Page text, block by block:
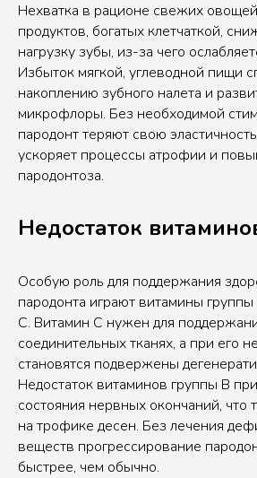
Нехватка в рационе свежих
продуктов, богатых клетчаткой,
нагрузку зубы, из-за чего
Избыток мягкой, углеводной пищи
накоплению зубного налета и
микрофлоры. Без необходимой
пародонт теряют свою
ускоряет процессы атрофии и
пародонтоза.
Недостаток
Особую роль для поддержания
пародонта играют витамины
C. Витамин C нужен для
соединительных тканях, а при его
становятся подвержены
Недостаток витаминов группы B
состояния нервных окончаний, что
на трофике десен. Без лечения
веществ прогрессирование
быстрее, чем обычно.